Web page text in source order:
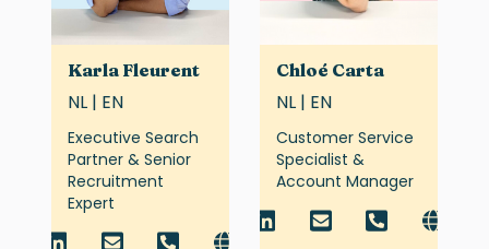
Karla Fleurent
NL | EN
Executive Search
Partner & Senior
Recruitment
Expert
Chloé Carta
NL | EN
Customer Service
Specialist &
Account Manager